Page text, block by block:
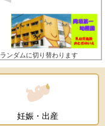
ランダムに切り替わります
妊娠・出産